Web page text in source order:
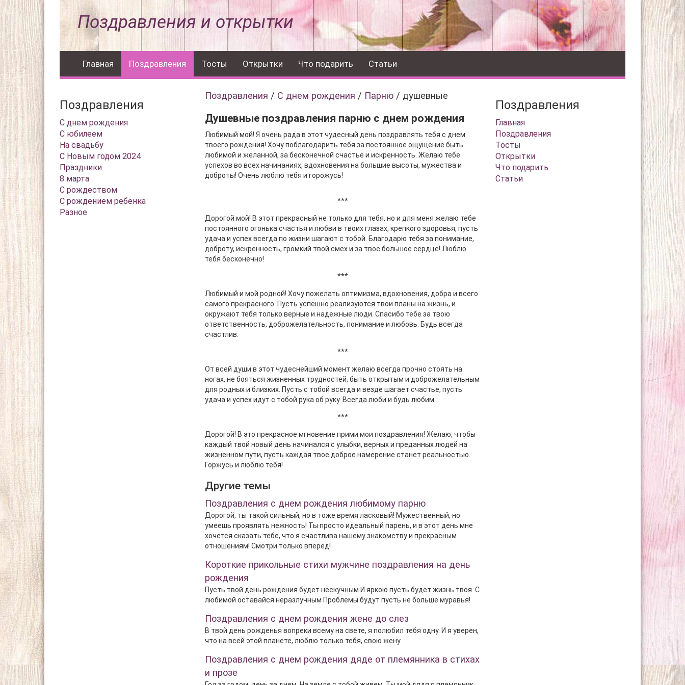
Поздравления и открытки
Главная Поздравления Тосты Открытки Что подарить Статьи
Поздравления
С днем рождения
С юбилеем
На свадьбу
С Новым годом 2024
Праздники
8 марта
С рождеством
С рождением ребенка
Разное
Поздравления / С днем рождения / Парню / душевные
Душевные поздравления парню с днем рождения
Любимый мой! Я очень рада в этот чудесный день поздравлять тебя с днем
твоего рождения! Хочу поблагодарить тебя за постоянное ощущение быть
любимой и желанной, за бесконечной счастье и искренность. Желаю тебе
успехов во всех начинаниях, вдохновения на большие высоты, мужества и
доброты! Очень люблю тебя и горожусь!
***
Дорогой мой! В этот прекрасный не только для тебя, но и для меня желаю тебе
постоянного огонька счастья и любви в твоих глазах, крепкого здоровья, пусть
удача и успех всегда по жизни шагают с тобой. Благодарю тебя за понимание,
доброту, искренность, громкий твой смех и за твое большое сердце! Люблю
тебя бесконечно!
***
Любимый и мой родной! Хочу пожелать оптимизма, вдохновения, добра и всего
самого прекрасного. Пусть успешно реализуются твои планы на жизнь, и
окружают тебя только верные и надежные люди. Спасибо тебе за твою
ответственность, доброжелательность, понимание и любовь. Будь всегда
счастлив.
***
От всей души в этот чудеснейший момент желаю всегда прочно стоять на
ногах, не бояться жизненных трудностей, быть открытым и доброжелательным
для родных и близких. Пусть с тобой всегда и везде шагает счастье, пусть
удача и успех идут с тобой рука об руку. Всегда люби и будь любим.
***
Дорогой! В это прекрасное мгновение прими мои поздравления! Желаю, чтобы
каждый твой новый день начинался с улыбки, верных и преданных людей на
жизненном пути, пусть каждая твое доброе намерение станет реальностью.
Горжусь и люблю тебя!
Другие темы
Поздравления с днем рождения любимому парню
Дорогой, ты такой сильный, но в тоже время ласковый! Мужественный, но
умеешь проявлять нежность! Ты просто идеальный парень, и в этот день мне
хочется сказать тебе, что я счастлива нашему знакомству и прекрасным
отношениям! Смотри только вперед!
Короткие прикольные стихи мужчине поздравления на день
рождения
Пусть твой день рождения будет нескучным И яркою пусть будет жизнь твоя. С
любимой оставайся неразлучным Проблемы будут пусть не больше муравья!
Поздравления с днем рождения жене до слез
В твой день рожденья вопреки всему на свете, я полюбил тебя одну. И я уверен,
что на всей этой планете, люблю только тебя, свою жену.
Поздравления с днем рождения дяде от племянника в стихах
и прозе
Поздравления
Главная
Поздравления
Тосты
Открытки
Что подарить
Статьи